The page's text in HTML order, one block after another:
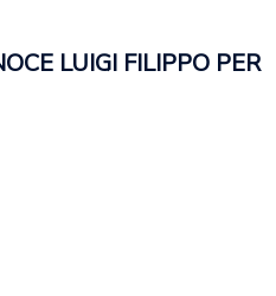
LUIGI FILIPPO PER